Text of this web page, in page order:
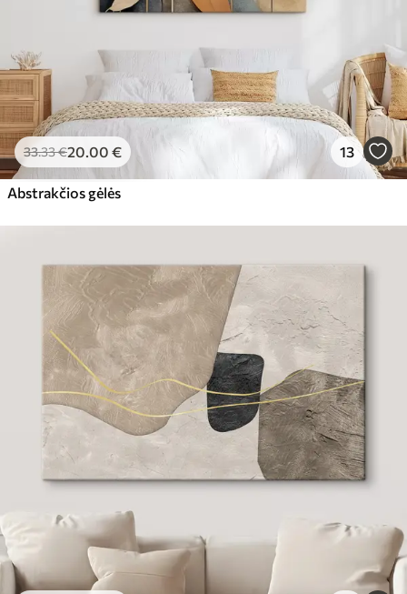
33.33€20.00 € 13
Abstrakčios gėlės